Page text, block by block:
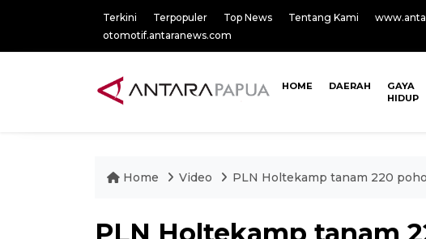
Terkini Terpopuler Top News Tentang Kami
otomotif.antaranews.com
HOME DAERAH
GAYA
HIDUP
Home Video PLN Holtekamp tanam 220